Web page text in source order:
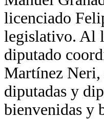
licenciado
legislativo. Al
diputado
Martínez Neri,
diputadas y
bienvenidas y